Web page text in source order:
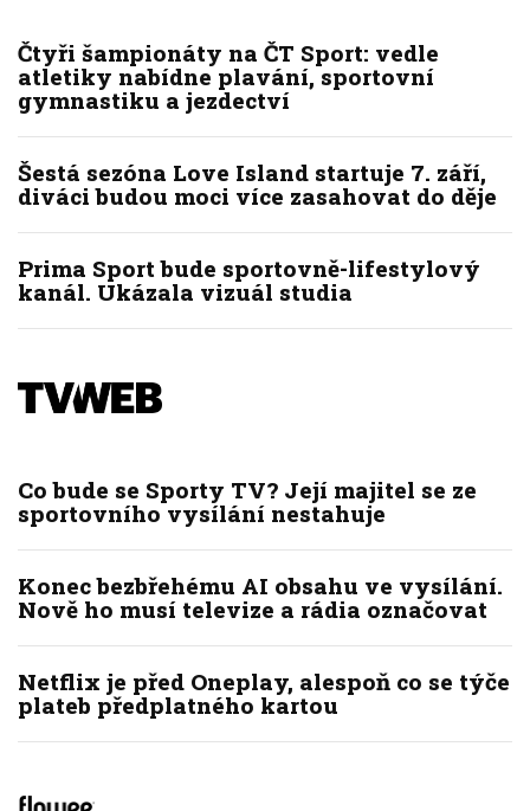
Čtyři šampionáty na ČT Sport: vedle
atletiky nabídne plavání, sportovní
gymnastiku a jezdectví
Šestá sezóna Love Island startuje 7. září,
diváci budou moci více zasahovat do děje
Prima Sport bude sportovně-lifestylový
kanál. Ukázala vizuál studia
Co bude se Sporty TV? Její majitel se ze
sportovního vysílání nestahuje
Konec bezbřehému AI obsahu ve vysílání.
Nově ho musí televize a rádia označovat
Netflix je před Oneplay, alespoň co se týče
plateb předplatného kartou